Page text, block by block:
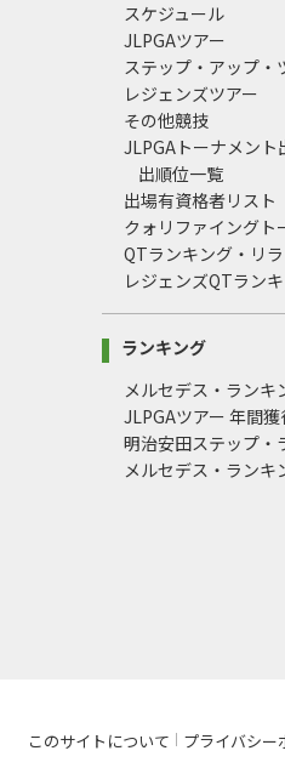
スケジュール
JLPGAツアー
ステップ・アップ・
レジェンズツアー
その他競技
JLPGAトーナメント
出順位一覧
出場有資格者リスト
クォリファイングト
QTランキング・リ
レジェンズQTラン
ランキング
メルセデス・ランキ
JLPGAツアー 年間
明治安田ステップ・
メルセデス・ランキ
このサイトについて プライバシー